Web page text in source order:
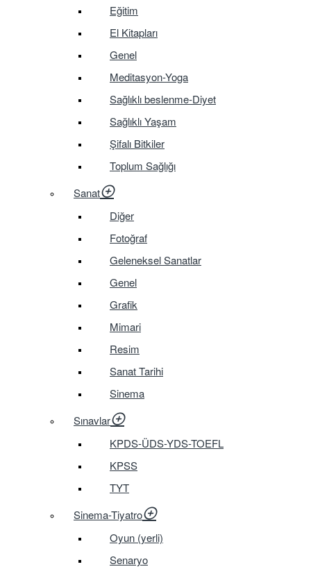
Eğitim
El Kitapları
Genel
Meditasyon-Yoga
Sağlıklı beslenme-Diyet
Sağlıklı Yaşam
Şifalı Bitkiler
Toplum Sağlığı
Sanat
Diğer
Fotoğraf
Geleneksel Sanatlar
Genel
Grafik
Mimari
Resim
Sanat Tarihi
Sinema
Sınavlar
KPDS-ÜDS-YDS-TOEFL
KPSS
TYT
Sinema-Tiyatro
Oyun (yerli)
Senaryo